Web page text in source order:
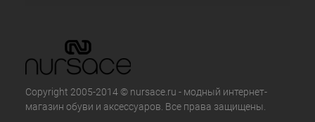
Copyright 2005-2014 © nursace.ru - модный интернет-
магазин обуви и аксессуаров. Все права защищены.